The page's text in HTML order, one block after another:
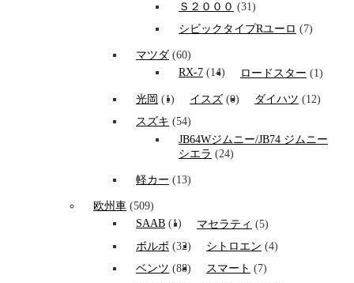
Ｓ２０００ (31)
シビックタイプRユーロ (7)
マツダ (60)
RX-7 (14) ロードスター (1)
光岡 (1) イスズ (0) ダイハツ (12)
スズキ (54)
JB64Wジムニー/JB74 ジムニー
シエラ (24)
軽カー (13)
欧州車 (509)
SAAB (1) マセラティ (5)
ボルボ (32) シトロエン (4)
ベンツ (88) スマート (7)